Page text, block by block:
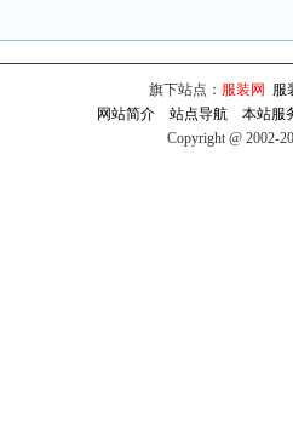
旗下站点： 服装网
服
网站简介
站点导航
本站服
Copyright @ 2002-